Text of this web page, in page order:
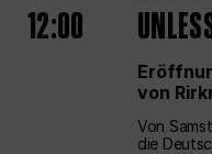
12:00
von
Von
die